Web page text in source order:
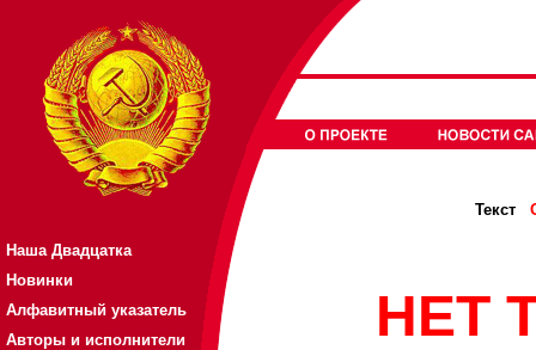
Наша Двадцатка
Новинки
Алфавитный указатель
Авторы и исполнители
Текст
НЕТ